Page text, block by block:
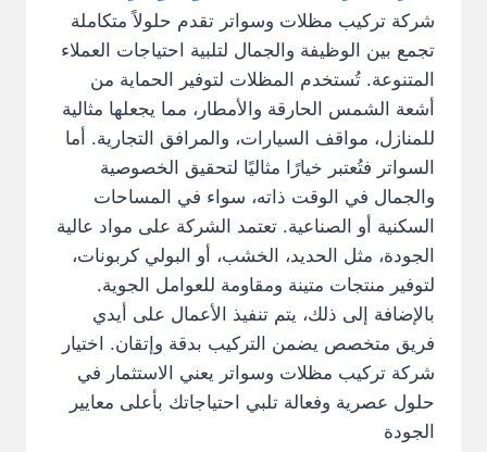
شركة تركيب مظلات وسواتر تقدم حلولاً متكاملة
تجمع بين الوظيفة والجمال لتلبية احتياجات العملاء
المتنوعة. تُستخدم المظلات لتوفير الحماية من
أشعة الشمس الحارقة والأمطار، مما يجعلها مثالية
للمنازل، مواقف السيارات، والمرافق التجارية. أما
السواتر فتُعتبر خيارًا مثاليًا لتحقيق الخصوصية
والجمال في الوقت ذاته، سواء في المساحات
السكنية أو الصناعية. تعتمد الشركة على مواد عالية
الجودة، مثل الحديد، الخشب، أو البولي كربونات،
لتوفير منتجات متينة ومقاومة للعوامل الجوية.
بالإضافة إلى ذلك، يتم تنفيذ الأعمال على أيدي
فريق متخصص يضمن التركيب بدقة وإتقان. اختيار
شركة تركيب مظلات وسواتر يعني الاستثمار في
حلول عصرية وفعالة تلبي احتياجاتك بأعلى معايير
الجودة